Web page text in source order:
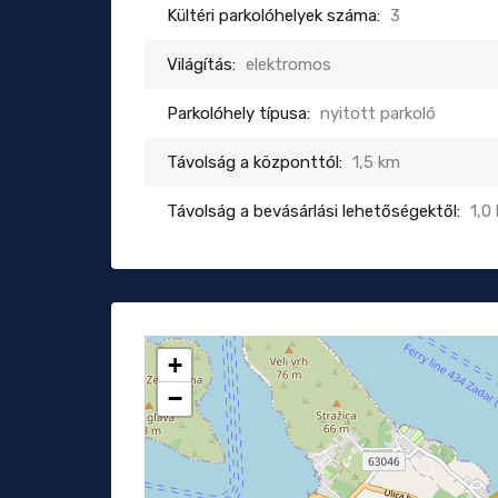
Kültéri parkolóhelyek száma: 3
Világítás: elektromos
Parkolóhely típusa: nyitott parkoló
Távolság a központtól: 1,5 km
Távolság a bevásárlási lehetőségektől: 1,0
+
−